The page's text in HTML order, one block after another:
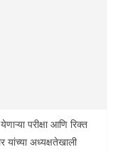
परीक्षा आणि रिक्‍त
यांच्या अध्यक्षतेखाली